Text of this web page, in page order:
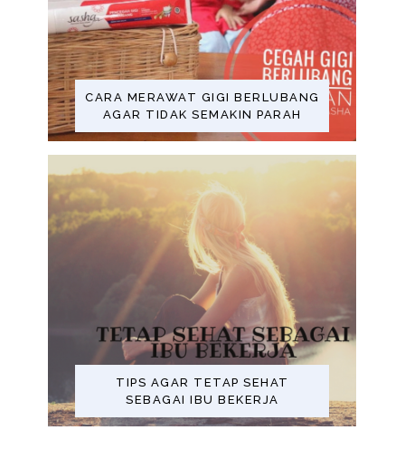
CARA MERAWAT GIGI BERLUBANG
AGAR TIDAK SEMAKIN PARAH
TIPS AGAR TETAP SEHAT
SEBAGAI IBU BEKERJA